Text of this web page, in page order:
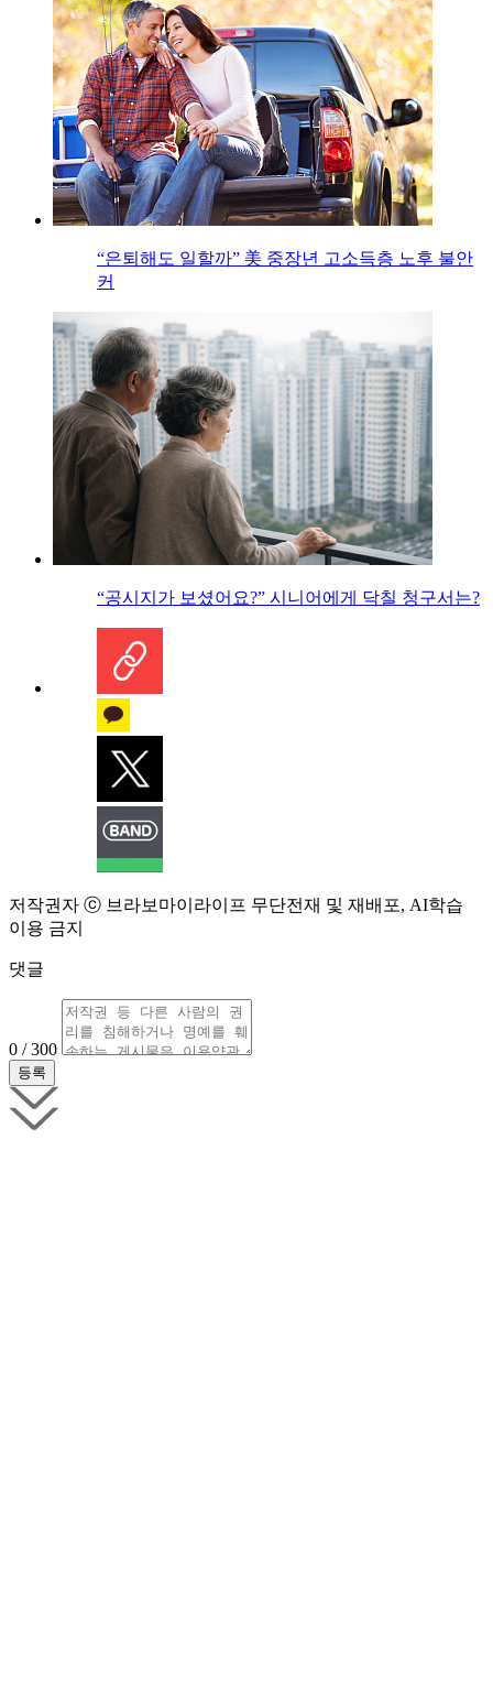
“은퇴해도 일할까” 美 중장년 고소득층 노후 불안
커
“공시지가 보셨어요?” 시니어에게 닥칠 청구서는?
저작권자 ⓒ 브라보마이라이프 무단전재 및 재배포, AI학습
이용 금지
댓글
0 / 300